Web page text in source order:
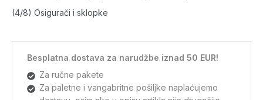
(4/8) Osigurači i sklopke
Besplatna dostava za narudžbe iznad 50 EUR!
Za ručne pakete
Za paletne i vangabritne pošiljke naplaćujemo